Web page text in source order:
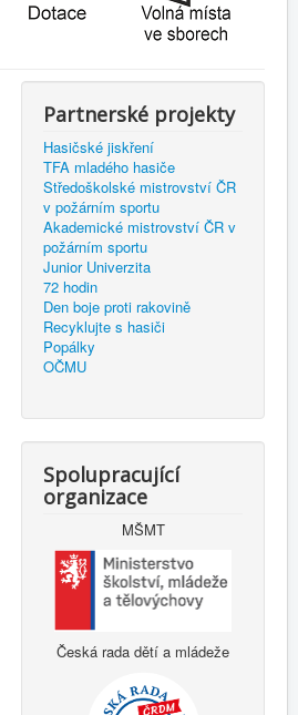
Partnerské projekty
Hasičské jiskření
TFA mladého hasiče
Středoškolské mistrovství ČR
v požárním sportu
Akademické mistrovství ČR v
požárním sportu
Junior Univerzita
72 hodin
Den boje proti rakovině
Recyklujte s hasiči
Popálky
OČMU
Spolupracující
organizace
MŠMT
Česká rada dětí a mládeže